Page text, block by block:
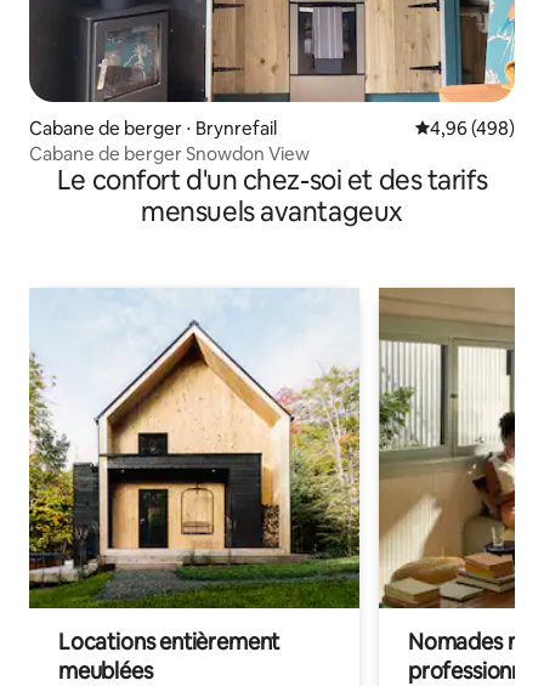
Cabane de berger ⋅ Brynrefail Évaluation
4,96 (498)
Cabane de berger Snowdon View
Le confort d'un chez-soi et des tarifs
mensuels avantageux
Locations entièrement
meublées
Nomades